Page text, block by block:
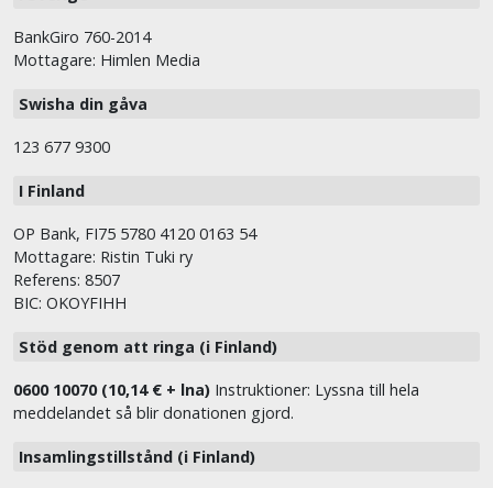
BankGiro 760-2014
Mottagare: Himlen Media
Swisha din gåva
123 677 9300
I Finland
OP Bank, FI75 5780 4120 0163 54
Mottagare: Ristin Tuki ry
Referens: 8507
BIC: OKOYFIHH
Stöd genom att ringa (i Finland)
0600 10070 (10,14 € + lna) Instruktioner: Lyssna till hela
meddelandet så blir donationen gjord.
Insamlingstillstånd (i Finland)